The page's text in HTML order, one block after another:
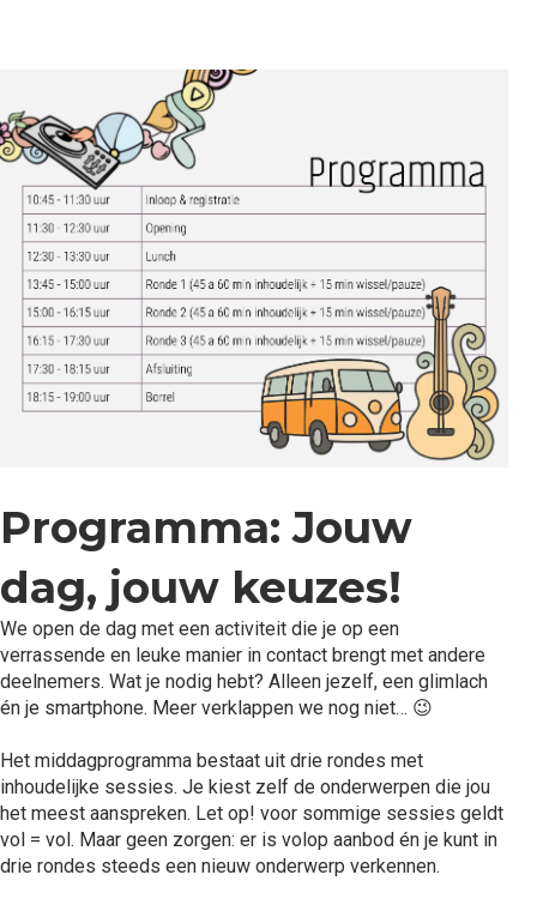
Programma: Jouw
dag, jouw keuzes!
We open de dag met een activiteit die je op een
verrassende en leuke manier in contact brengt met andere
deelnemers. Wat je nodig hebt? Alleen jezelf, een glimlach
én je smartphone. Meer verklappen we nog niet… 😉
Het middagprogramma bestaat uit drie rondes met
inhoudelijke sessies. Je kiest zelf de onderwerpen die jou
het meest aanspreken. Let op! voor sommige sessies geldt
vol = vol. Maar geen zorgen: er is volop aanbod én je kunt in
drie rondes steeds een nieuw onderwerp verkennen.